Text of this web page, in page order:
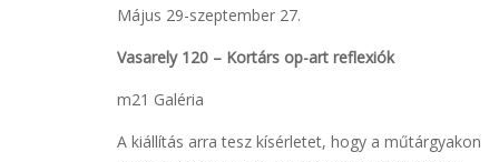
Május 29-szeptember 27.
Vasarely 120 – Kortárs op-art reflexiók
m21 Galéria
A kiállítás arra tesz kísérletet, hogy a műtárgyakon